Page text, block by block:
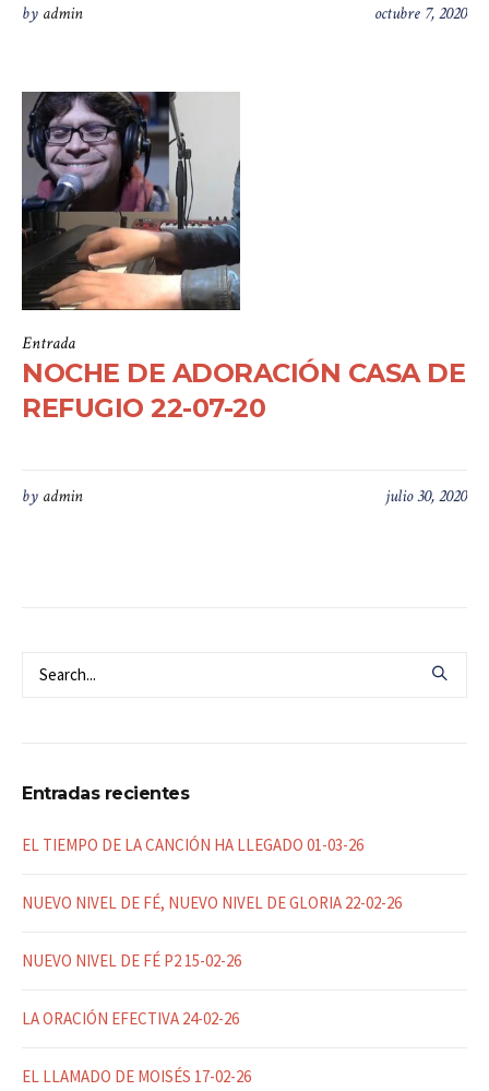
octubre 7, 2020
by admin
Entrada
NOCHE DE ADORACIÓN CASA DE
REFUGIO 22-07-20
julio 30, 2020
by admin
Entradas recientes
EL TIEMPO DE LA CANCIÓN HA LLEGADO 01-03-26
NUEVO NIVEL DE FÉ, NUEVO NIVEL DE GLORIA 22-02-26
NUEVO NIVEL DE FÉ P2 15-02-26
LA ORACIÓN EFECTIVA 24-02-26
EL LLAMADO DE MOISÉS 17-02-26